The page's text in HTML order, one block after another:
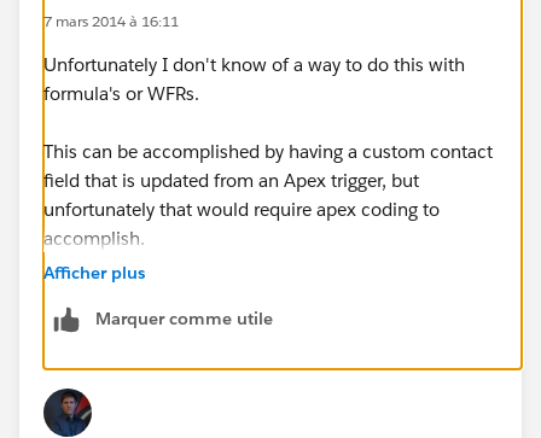
7 mars 2014 à 16:11
Unfortunately I don't know of a way to do this with
formula's or WFRs.
This can be accomplished by having a custom contact
field that is updated from an Apex trigger, but
unfortunately that would require apex coding to
accomplish.
Afficher plus
Marquer comme utile